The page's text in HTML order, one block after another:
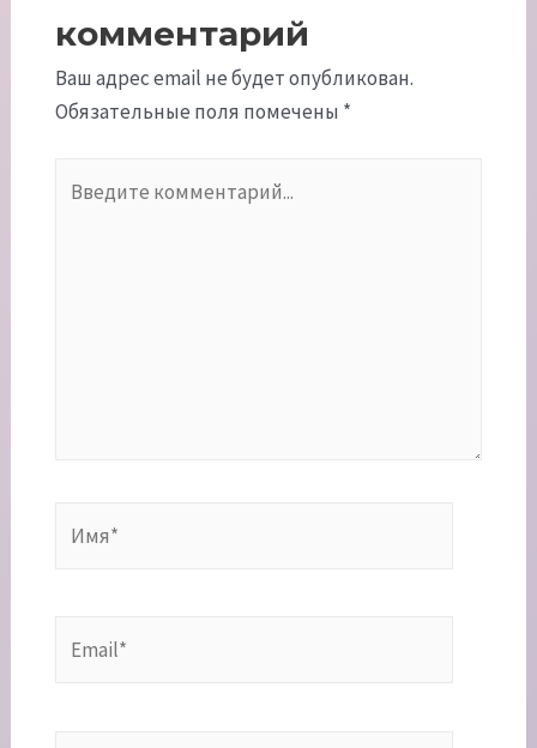
комментарий
Ваш адрес email не будет опубликован.
Обязательные поля помечены *
комментарий...